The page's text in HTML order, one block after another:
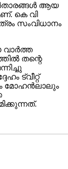
ആയ
കെ വി
സംവിധാനം
തന്റെ
ട്വീറ്റ്
മോഹൻലാലും